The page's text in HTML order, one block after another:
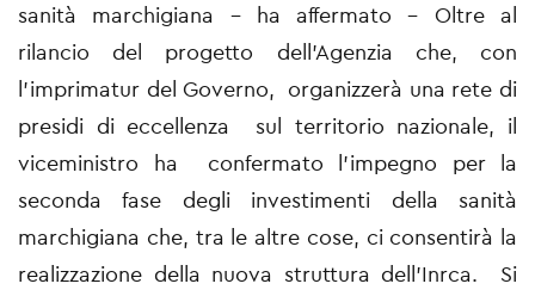
sanità marchigiana - ha affermato – Oltre al
rilancio del progetto dell’Agenzia che, con
l’imprimatur del Governo, organizzerà una rete di
presidi di eccellenza sul territorio nazionale, il
viceministro ha confermato l’impegno per la
seconda fase degli investimenti della sanità
marchigiana che, tra le altre cose, ci consentirà la
realizzazione della nuova struttura dell’Inrca. Si